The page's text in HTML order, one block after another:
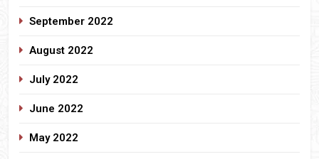
September 2022
August 2022
July 2022
June 2022
May 2022